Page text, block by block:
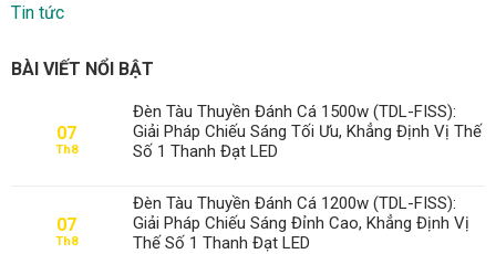
Tin tức
BÀI VIẾT NỔI BẬT
07
Th8
Đèn Tàu Thuyền Đánh Cá 1500w (TDL-FISS):
Giải Pháp Chiếu Sáng Tối Ưu, Khẳng Định Vị Thế
Số 1 Thanh Đạt LED
07
Th8
Đèn Tàu Thuyền Đánh Cá 1200w (TDL-FISS):
Giải Pháp Chiếu Sáng Đỉnh Cao, Khẳng Định Vị
Thế Số 1 Thanh Đạt LED